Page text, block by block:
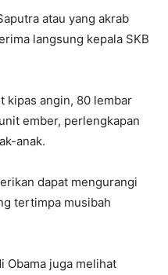
atau yang akrab
langsung kepala SKB
kipas angin, 80 lembar
ember, perlengkapan
anak.
dapat mengurangi
tertimpa musibah
Obama juga melihat